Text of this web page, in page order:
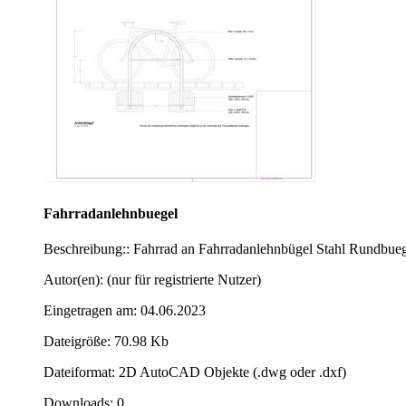
Fahrradanlehnbuegel
Beschreibung:: Fahrrad an Fahrradanlehnbügel Stahl
Autor(en): (nur für registrierte Nutzer)
Eingetragen am: 04.06.2023
Dateigröße: 70.98 Kb
Dateiformat: 2D AutoCAD Objekte (.dwg oder .dxf)
Downloads: 0